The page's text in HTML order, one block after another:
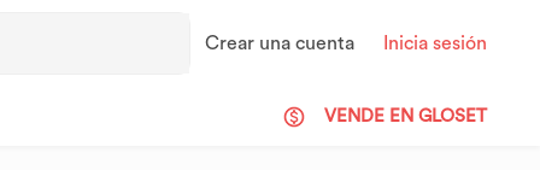
Crear una cuenta Inicia sesión
VENDE EN GLOSET